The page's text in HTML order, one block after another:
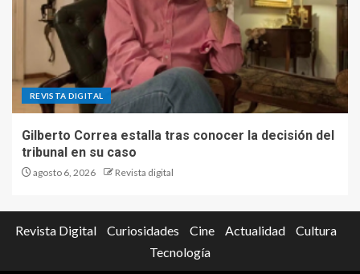
REVISTA DIGITAL
Gilberto Correa estalla tras conocer la decisión del
tribunal en su caso
agosto 6, 2026 Revista digital
Revista Digital Curiosidades Cine Actualidad
Cultura
Tecnología